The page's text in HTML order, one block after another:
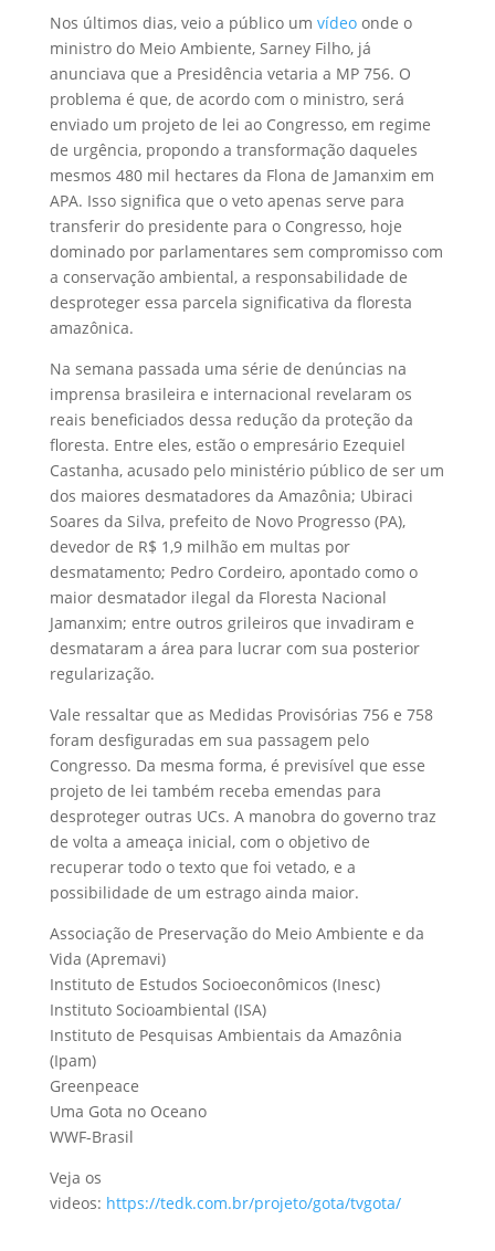
Nos últimos dias, veio a público um vídeoonde o
ministro do Meio Ambiente, Sarney Filho, já
anunciava que a Presidência vetaria a MP 756. O
problema é que, de acordo com o ministro, será
enviado um projeto de lei ao Congresso, em regime
de urgência, propondo a transformação daqueles
mesmos 480 mil hectares da Flona de Jamanxim em
APA. Isso significa que o veto apenas serve para
transferir do presidente para o Congresso, hoje
dominado por parlamentares sem compromisso com
a conservação ambiental, a responsabilidade de
desproteger essa parcela significativa da floresta
amazônica.
Na semana passada uma série de denúncias na
imprensa brasileira e internacional revelaram os
reais beneficiados dessa redução da proteção da
floresta. Entre eles, estão o empresário Ezequiel
Castanha, acusado pelo ministério público de ser um
dos maiores desmatadores da Amazônia; Ubiraci
Soares da Silva, prefeito de Novo Progresso (PA),
devedor de R$ 1,9 milhão em multas por
desmatamento; Pedro Cordeiro, apontado como o
maior desmatador ilegal da Floresta Nacional
Jamanxim; entre outros grileiros que invadiram e
desmataram a área para lucrar com sua posterior
regularização.
Vale ressaltar que as Medidas Provisórias 756 e 758
foram desfiguradas em sua passagem pelo
Congresso. Da mesma forma, é previsível que esse
projeto de lei também receba emendas para
desproteger outras UCs. A manobra do governo traz
de volta a ameaça inicial, com o objetivo de
recuperar todo o texto que foi vetado, e a
possibilidade de um estrago ainda maior.
Associação de Preservação do Meio Ambiente e da
Vida (Apremavi)
Instituto de Estudos Socioeconômicos (Inesc)
Instituto Socioambiental (ISA)
Instituto de Pesquisas Ambientais da Amazônia
(Ipam)
Greenpeace
Uma Gota no Oceano
WWF-Brasil
Veja os
videos: https://tedk.com.br/projeto/gota/tvgota/